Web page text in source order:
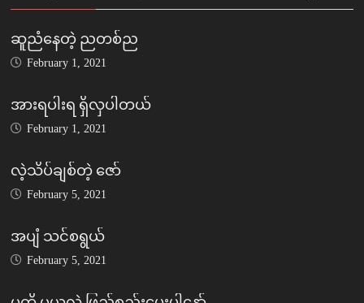
ဆူညံနေတဲ့ ညတစ်ည
February 1, 2021
အားရပါးရ ရှိလှပါတယ်
February 1, 2021
လဲ့သိပ်ချစ်တဲ့ ဇော်
February 5, 2021
အပျံ သင်စရွယ်
February 5, 2021